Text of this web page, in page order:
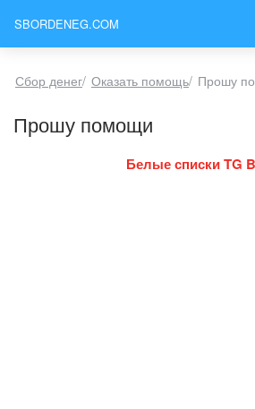
SBORDENEG.COM
Сбор денег/ Оказать помощь/ Прошу
Прошу помощи
Белые списки TG